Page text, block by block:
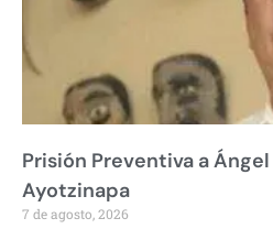
Prisión Preventiva a
Ayotzinapa
7 de agosto, 2026